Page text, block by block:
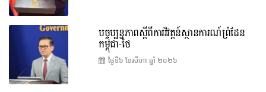
បច្ចុប្បន្នភាពស្ដីពីការវិវត្តន៍ស្ថានការណ៍ព្រំដែន
កម្ពុជា-ថៃ
ថ្ងៃទី៦ ខែ​សីហា ឆ្នាំ ២០២៦